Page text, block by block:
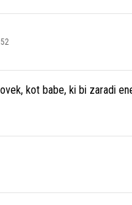
kot babe, ki bi zaradi